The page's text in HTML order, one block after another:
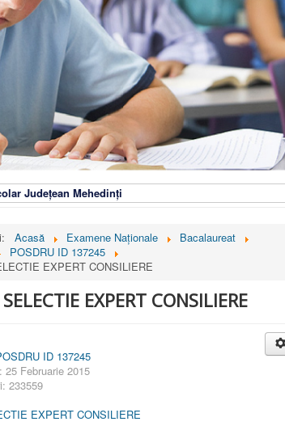
Județean Mehedinți
Acasă Examene Naționale
Bacalaureat
POSDRU ID 137245
EXPERT CONSILIERE
EXPERT CONSILIERE
ID 137245
25 Februarie 2015
233559
EXPERT CONSILIERE